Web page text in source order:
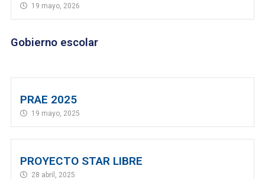
19 mayo, 2026
Gobierno escolar
PRAE 2025
19 mayo, 2025
PROYECTO STAR LIBRE
28 abril, 2025